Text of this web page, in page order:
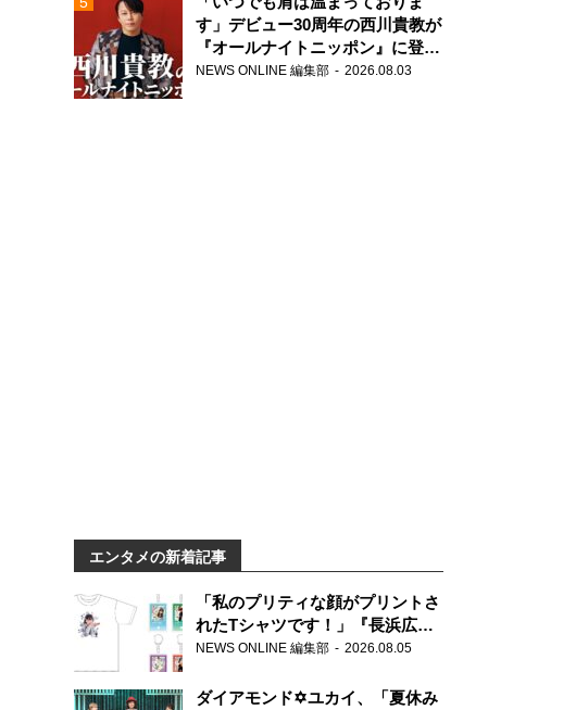
す」デビュー30周年の西川貴教が
『オールナイトニッポン』に登
場！
NEWS ONLINE 編集部 2026.08.03
エンタメの新着記事
「私のプリティな顔がプリントさ
れたTシャツです！」『長浜広奈
天下無双』初の番組グッズ発売
NEWS ONLINE 編集部 2026.08.05
ダイアモンド✡ユカイ、「夏休み